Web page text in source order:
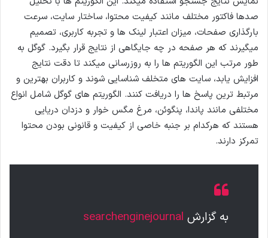
صدها فاکتور مختلف مانند کیفیت محتوا، ساختار سایت، سرعت
بارگذاری صفحات، میزان اعتبار لینک ها و تجربه کاربری، تصمیم
میگیرند که هر صفحه در چه جایگاهی از نتایج قرار بگیرد. گوگل به
طور مرتب این الگوریتم ها را به روزرسانی میکند تا دقت نتایج
افزایش یابد، سایت های متخلف شناسایی شوند و کاربران بهترین و
مرتبط ترین پاسخ ها را دریافت کنند. الگوریتم های گوگل شامل انواع
مختلفی مانند پاندا، پنگوئن، مرغ مگس خوار و دزدان دریایی
هستند که هرکدام بر جنبه خاصی از کیفیت و قانونی بودن محتوا
تمرکز دارند.
به گزارش searchenginejournal